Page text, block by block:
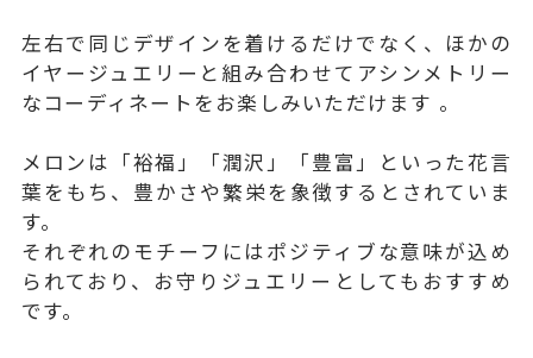
左右で同じデザインを着けるだけでなく、ほかの
イヤージュエリーと組み合わせてアシンメトリー
なコーディネートをお楽しみいただけます 。
メロンは「裕福」「潤沢」「豊富」といった花言
葉をもち、豊かさや繁栄を象徴するとされていま
す。
それぞれのモチーフにはポジティブな意味が込め
られており、お守りジュエリーとしてもおすすめ
です。